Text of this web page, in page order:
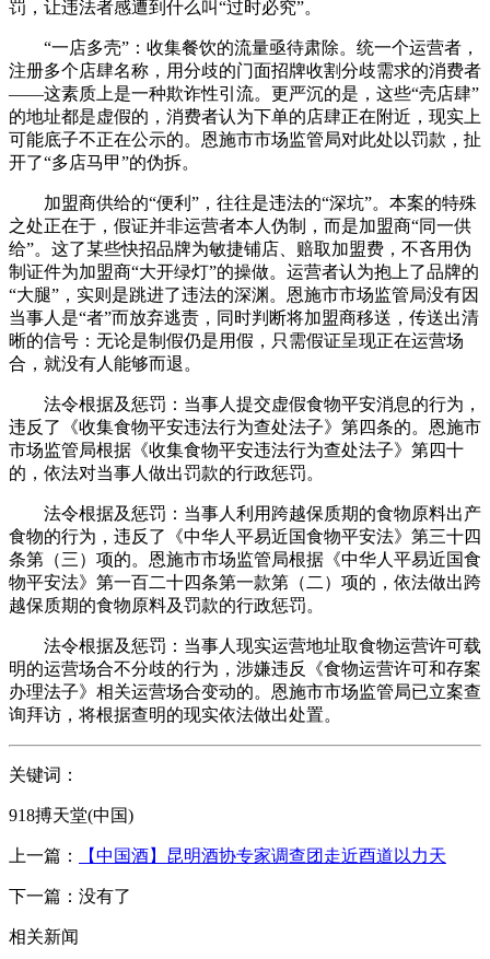
罚，让违法者感遭到什么叫“过时必究”。
“一店多壳”：收集餐饮的流量亟待肃除。统一个运营者，
注册多个店肆名称，用分歧的门面招牌收割分歧需求的消费者
——这素质上是一种欺诈性引流。更严沉的是，这些“壳店肆”
的地址都是虚假的，消费者认为下单的店肆正在附近，现实上
可能底子不正在公示的。恩施市市场监管局对此处以罚款，扯
开了“多店马甲”的伪拆。
加盟商供给的“便利”，往往是违法的“深坑”。本案的特殊
之处正在于，假证并非运营者本人伪制，而是加盟商“同一供
给”。这了某些快招品牌为敏捷铺店、赔取加盟费，不吝用伪
制证件为加盟商“大开绿灯”的操做。运营者认为抱上了品牌的
“大腿”，实则是跳进了违法的深渊。恩施市市场监管局没有因
当事人是“者”而放弃逃责，同时判断将加盟商移送，传送出清
晰的信号：无论是制假仍是用假，只需假证呈现正在运营场
合，就没有人能够而退。
法令根据及惩罚：当事人提交虚假食物平安消息的行为，
违反了《收集食物平安违法行为查处法子》第四条的。恩施市
市场监管局根据《收集食物平安违法行为查处法子》第四十
的，依法对当事人做出罚款的行政惩罚。
法令根据及惩罚：当事人利用跨越保质期的食物原料出产
食物的行为，违反了《中华人平易近国食物平安法》第三十四
条第（三）项的。恩施市市场监管局根据《中华人平易近国食
物平安法》第一百二十四条第一款第（二）项的，依法做出跨
越保质期的食物原料及罚款的行政惩罚。
法令根据及惩罚：当事人现实运营地址取食物运营许可载
明的运营场合不分歧的行为，涉嫌违反《食物运营许可和存案
办理法子》相关运营场合变动的。恩施市市场监管局已立案查
询拜访，将根据查明的现实依法做出处置。
关键词：
918搏天堂(中国)
上一篇： 【中国酒】昆明酒协专家调查团走近酉道以力天
下一篇：没有了
相关新闻